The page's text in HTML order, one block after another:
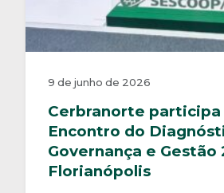
9 de junho de 2026
Cerbranorte participa
Encontro do
Governança e Gestão
Florianópolis